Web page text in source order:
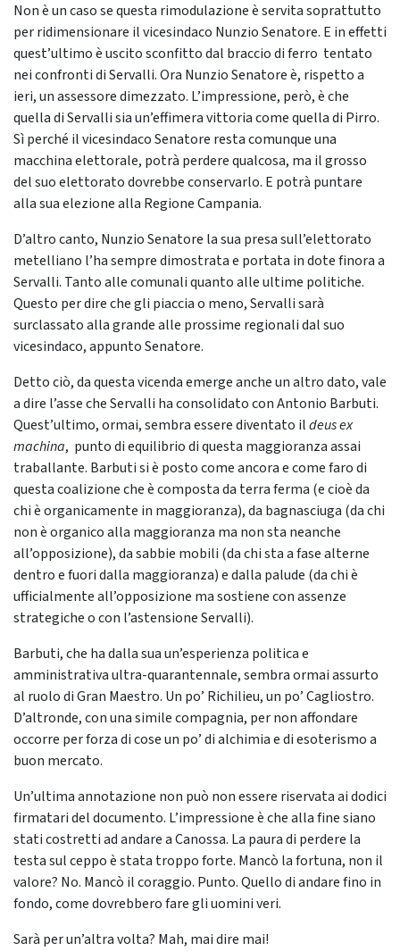
Non è un caso se questa rimodulazione è servita soprattutto
per ridimensionare il vicesindaco Nunzio Senatore. E in effetti
quest’ultimo è uscito sconfitto dal braccio di ferro tentato
nei confronti di Servalli. Ora Nunzio Senatore è, rispetto a
ieri, un assessore dimezzato. L’impressione, però, è che
quella di Servalli sia un’effimera vittoria come quella di Pirro.
Sì perché il vicesindaco Senatore resta comunque una
macchina elettorale, potrà perdere qualcosa, ma il grosso
del suo elettorato dovrebbe conservarlo. E potrà puntare
alla sua elezione alla Regione Campania.
D’altro canto, Nunzio Senatore la sua presa sull’elettorato
metelliano l’ha sempre dimostrata e portata in dote finora a
Servalli. Tanto alle comunali quanto alle ultime politiche.
Questo per dire che gli piaccia o meno, Servalli sarà
surclassato alla grande alle prossime regionali dal suo
vicesindaco, appunto Senatore.
Detto ciò, da questa vicenda emerge anche un altro dato, vale
a dire l’asse che Servalli ha consolidato con Antonio Barbuti.
Quest’ultimo, ormai, sembra essere diventato ildeus ex
machina, punto di equilibrio di questa maggioranza assai
traballante. Barbuti si è posto come ancora e come faro di
questa coalizione che è composta da terra ferma (e cioè da
chi è organicamente in maggioranza), da bagnasciuga (da chi
non è organico alla maggioranza ma non sta neanche
all’opposizione), da sabbie mobili (da chi sta a fase alterne
dentro e fuori dalla maggioranza) e dalla palude (da chi è
ufficialmente all’opposizione ma sostiene con assenze
strategiche o con l’astensione Servalli).
Barbuti, che ha dalla sua un’esperienza politica e
amministrativa ultra-quarantennale, sembra ormai assurto
al ruolo di Gran Maestro. Un po’ Richilieu, un po’ Cagliostro.
D’altronde, con una simile compagnia, per non affondare
occorre per forza di cose un po’ di alchimia e di esoterismo a
buon mercato.
Un’ultima annotazione non può non essere riservata ai dodici
firmatari del documento. L’impressione è che alla fine siano
stati costretti ad andare a Canossa. La paura di perdere la
testa sul ceppo è stata troppo forte. Mancò la fortuna, non il
valore? No. Mancò il coraggio. Punto. Quello di andare fino in
fondo, come dovrebbero fare gli uomini veri.
Sarà per un’altra volta? Mah, mai dire mai!